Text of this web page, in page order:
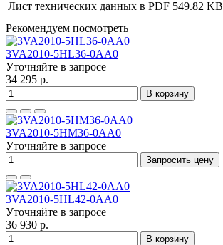
Лист технических данных в PDF 549.82 KB
Рекомендуем посмотреть
3VA2010-5HL36-0AA0
Уточняйте в запросе
34 295 р.
В корзину
3VA2010-5HM36-0AA0
Уточняйте в запросе
Запросить цену
3VA2010-5HL42-0AA0
Уточняйте в запросе
36 930 р.
В корзину